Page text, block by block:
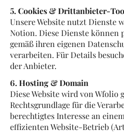
5. Cookies & Drittanbieter-
Unsere Website nutzt Dienste
Notion. Diese Dienste können
gemäß ihren eigenen
verarbeiten. Für Details
der Anbieter.
6. Hosting & Domain
Diese Website wird von Wfolio
Rechtsgrundlage für die
berechtigtes Interesse an
effizienten Website-Betrieb